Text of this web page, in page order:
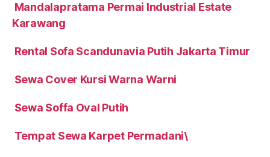
Mandalapratama Permai Industrial Estate
Karawang
Rental Sofa Scandunavia Putih Jakarta Timur
Sewa Cover Kursi Warna Warni
Sewa Soffa Oval Putih
Tempat Sewa Karpet Permadani\